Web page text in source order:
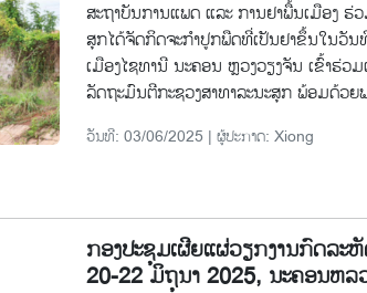
ສະຖາບັນການແພດ ແລະ ການຢາພື້ນເມືອງ ຮ່
ສຸກໄດ້ຈັດກິດຈະກໍາປູກພືດທີ່ເປັນຢາຂຶ້ນໃນວັ
ເມືອງໄຊທານີ ນະຄອນ ຫຼວງວຽງຈັນ ເຂົ້າຮ່
ລັດຖະມົນຕີກະຊວງສາທາລະນະສຸກ ພ້ອມດ້ວຍ
ວັນທີ: 03/06/2025 | ຜູ້ປະກາດ: Xiong
ກອງປະຊຸມເຜີຍແຜ່ວຽກງານກົດລ
20-22 ມິຖຸນາ 2025, ນະຄອນຫລ